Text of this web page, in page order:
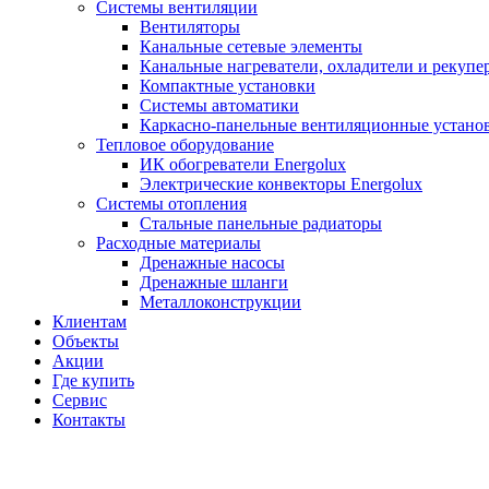
Системы вентиляции
Вентиляторы
Канальные сетевые элементы
Канальные нагреватели, охладители и
Компактные установки
Системы автоматики
Каркасно-панельные вентиляционные
Тепловое оборудование
ИК обогреватели Energolux
Электрические конвекторы Energolux
Системы отопления
Стальные панельные радиаторы
Расходные материалы
Дренажные насосы
Дренажные шланги
Металлоконструкции
Клиентам
Объекты
Акции
Где купить
Сервис
Контакты